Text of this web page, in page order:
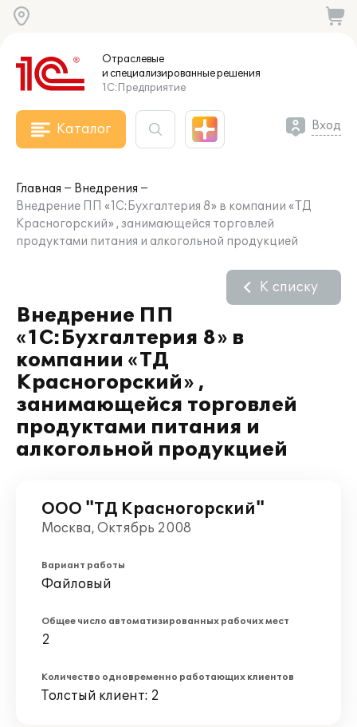
Отраслевые
и специализированныерешения
1С:Предприятие
Каталог Вход
Главная
Внедрения
Внедрение ПП «1С:Бухгалтерия 8» в компании «ТД
Красногорский» , занимающейся торговлей
продуктами питания и алкогольной продукцией
Внедрение ПП
«1С:Бухгалтерия 8» в
компании «ТД
Красногорский» ,
занимающейся торговлей
продуктами питания и
алкогольной продукцией
К списку
ООО "ТД Красногорский"
Москва, Октябрь 2008
Вариант работы
Файловый
Общее число автоматизированных рабочих мест
2
Количество одновременно работающих клиентов
Толстый клиент: 2